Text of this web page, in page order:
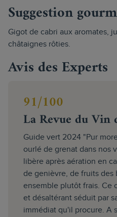
Suggestion
Gigot de cabri aux aromates,
châtaignes rôties.
Avis des Experts
91/100
La Revue du Vin
Guide vert 2024 "Pur
ourlé de grenat dans nos
libère après aération en
de genièvre, de fruits des
ensemble plutôt frais. Ce
et désaltérant séduit par
immédiat qu'il procure. A